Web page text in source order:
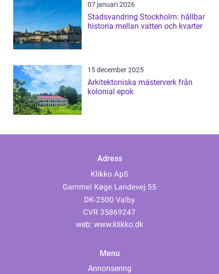
07 januari 2026
Stadsvandring Stockholm: hållbar
historia mellan vatten och kvarter
15 december 2025
Arkitektoniska mästerverk från
kolonial epok
Adress
web: www.klikko.dk
Menu
Annonsering